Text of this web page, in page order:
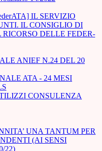
IL SERVIZIO
IL CONSIGLIO DI
RICORSO DELLE FEDER-
ANIEF N.24 DEL 20
ATA - 24 MESI
CONSULENZA
UNA TANTUM PER
(AI SENSI
22)